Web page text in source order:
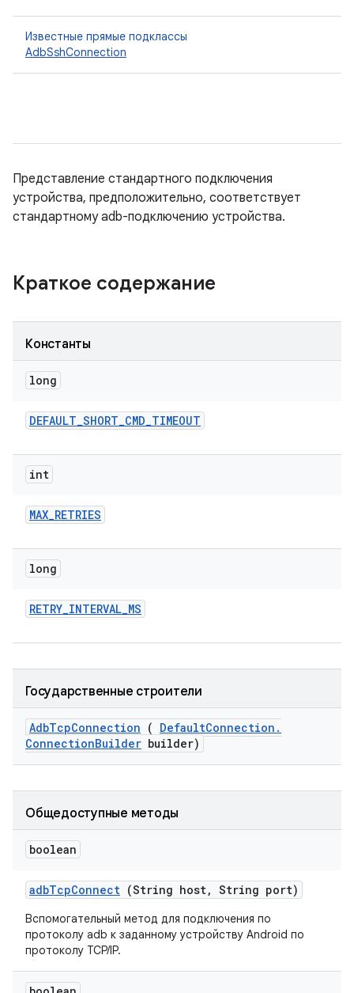
Известные прямые подклассы
AdbSshConnection
Представление стандартного подключения
устройства, предположительно, соответствует
стандартному adb-подключению устройства.
Краткое содержание
Константы
long
DEFAULT_SHORT_CMD_TIMEOUT
int
MAX_RETRIES
long
RETRY_INTERVAL_MS
Государственные строители
AdbTcpConnection ( DefaultConnection .
ConnectionBuilder builder)
Общедоступные методы
boolean
adbTcpConnect (String host, String port)
Вспомогательный метод для подключения по
протоколу adb к заданному устройству Android по
протоколу TCP/IP.